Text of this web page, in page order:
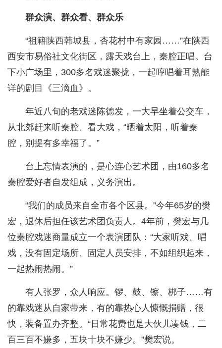
群众演、群众看、群众乐
“祖籍陕西韩城县，杏花村中有家园……”在陕西
西安市易俗社文化街区，露天戏台上，秦腔正唱。台
下小广场里，300多名戏迷聚拢，一起哼唱着耳熟能
详的剧目《三滴血》。
年近八旬的老戏迷陈德发，一大早坐着公交车，
从北郊赶来听秦腔、看大戏，“晒着太阳，听着秦
腔，别提有多幸福了。”
台上忘情表演的，是心连心艺术团，由160多名
秦腔爱好者自发组成，义务演出。
“我们的成员来自全市各个区县。”今年65岁的樊
宏，退休后担任该艺术团负责人。4年前，樊宏与几
位秦腔戏迷商量成立一个表演团队：“大家听戏、唱
戏，没有固定场所、固定人员安排，不如组织起来，
一起热闹热闹。”
有人张罗，众人响应。锣、鼓、镲、梆子……有
的靠戏迷从自家带来，有的靠热心人慷慨捐赠，很
快，装备置办齐整。“日常花费也是大伙儿凑钱，二
百三百不嫌多，五块十块不嫌少。”樊宏说。